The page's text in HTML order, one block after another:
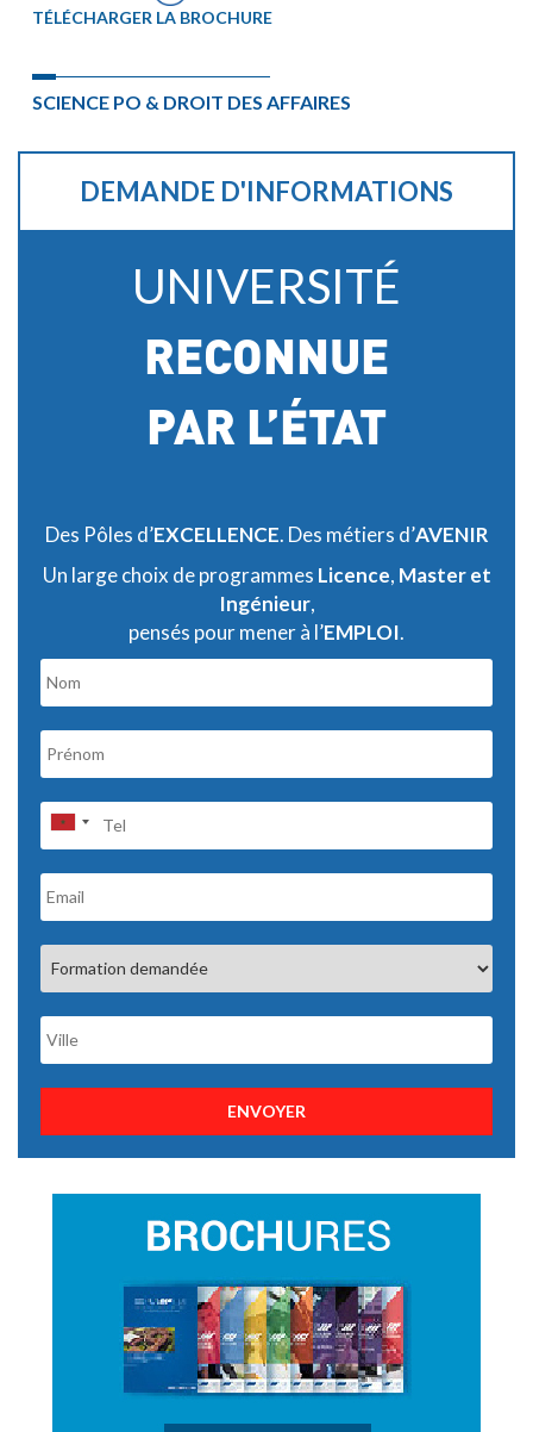
TÉLÉCHARGER LA BROCHURE
SCIENCE PO & DROIT DES AFFAIRES
DEMANDE D'INFORMATIONS
UNIVERSITÉ
RECONNUE
PAR L’ÉTAT
Des Pôles d’EXCELLENCE. Des métiers d’AVENIR
Un large choix de programmes Licence, Master et
Ingénieur,
pensés pour mener à l’EMPLOI.
ENVOYER